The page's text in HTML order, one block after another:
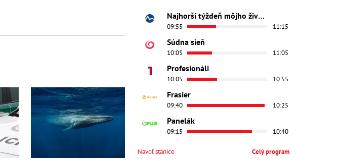
Najhorší týždeň môjho života
09:55 11:15
Súdna sieň
10:05 11:05
Profesionáli
10:05 10:55
Frasier
09:40 10:25
Panelák
09:15 10:40
Navoľ stanice Celý program